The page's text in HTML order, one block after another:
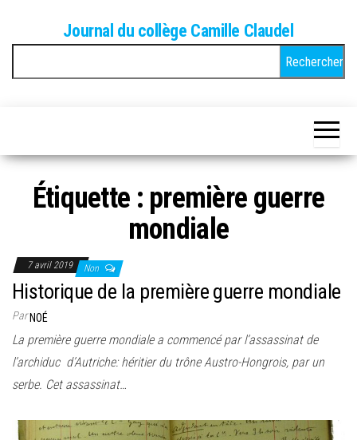
content
Journal du collège Camille Claudel
Étiquette : première guerre
mondiale
7 avril 2019 Non
Historique de la première guerre mondiale
ParNOÉ
La première guerre mondiale a commencé par l’assassinat de
l’archiduc d’Autriche: héritier du trône Austro-Hongrois, par un
serbe. Cet assassinat…